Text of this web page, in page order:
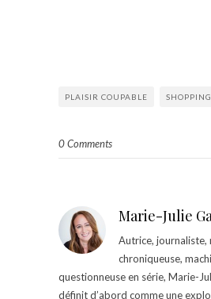
PLAISIR COUPABLE SHOPPING
0 Comments
Marie-Julie
Autrice, journaliste,
chroniqueuse,
questionneuse en série, Marie-
définit d’abord comme une